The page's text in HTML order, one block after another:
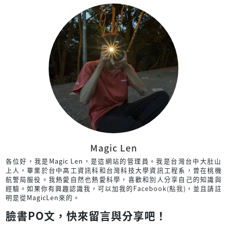
Magic Len
各位好，我是Magic Len，是這網站的管理員。我是台灣台中大肚山
上人，畢業於台中高工資訊科和台灣科技大學資訊工程系，曾在桃機
航警局服役。我熱愛自然也熱愛科學，喜歡和別人分享自己的知識與
經驗。如果你有興趣認識我，可以加我的Facebook(點我) ，並且請註
明是從MagicLen來的。
臉書PO文，快來留言與分享吧！